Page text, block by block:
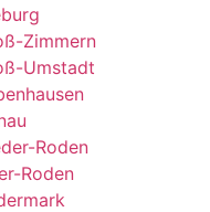
Zimmern
Umstadt
Roden
Roden